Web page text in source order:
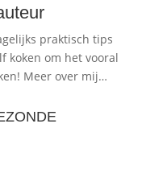
praktisch tips
koken om het vooral
Meer over mij…